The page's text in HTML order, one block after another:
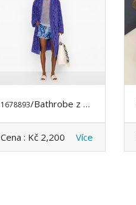
1678893/Bathrobe z DIOR
Cena : Kč 2,200 Více